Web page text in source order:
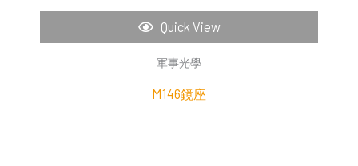
Quick View
軍事光學
M146鏡座